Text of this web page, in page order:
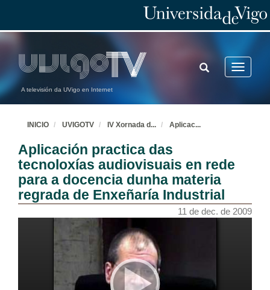
A televisión da UVigo en Internet
Toggle
TOGGLE
SEARCH
INICIO UVIGOTV IV Xornada d... Aplicac...
Aplicación practica das
tecnoloxías audiovisuais en rede
para a docencia dunha materia
regrada de Enxeñaría Industrial
11 de dec. de 2009